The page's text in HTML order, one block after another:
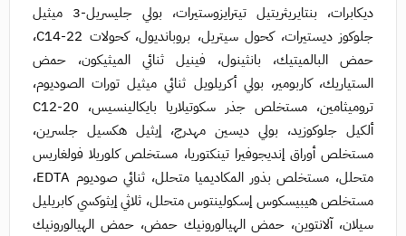
ديكابرات، بنتايريثريتيل تيترايزوستيرات، بولي جليسريل-3 ميثيل
جلوكوز ديستيرات، كحول سيتريل، بروبانديول، كحولات C14-22،
حمض البالميتيك، بانثينول، فينيل ثنائي الميثيكون، حمض
الستياريك، كاربومير، بولي أكريلويل ثنائي ميثيل تورات الصوديوم،
تروميثامين، مستخلص جذر سكوتيلاريا بايكالينسيس، C12-20
ألكيل جلوكوزيد، بولي ديسين مهدرج، إيثيل هكسيل جلسرين،
مستخلص أوراق إنديجوفيرا تينكتوريا، مستخلص كلوريلا فولغاريس
متحلل، مستخلص بذور المكاديميا متحلل، ثنائي صوديوم EDTA،
مستخلص هيبيسكوس إسكولينتوس متحلل، ثلاثي إيثوكسي كابريليل
سيلان، آلانتوين، حمض الهيالورونيك حمض، حمض الهيالورونيك